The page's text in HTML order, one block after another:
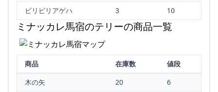
ビリビリアゲハ
3 10
ミナッカレ馬宿のテリーの商品一覧
商品 在庫数
値段
木の矢
20 6